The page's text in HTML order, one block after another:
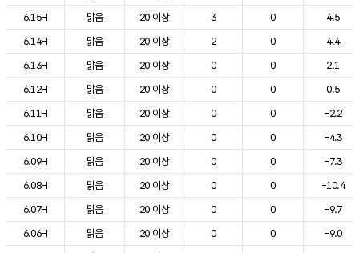
6.15H
맑음 20 이상 3 0
4.5
6.14H
맑음 20 이상 2 0
4.4
6.13H
맑음 20 이상 0 0
2.1
6.12H
맑음 20 이상 0 0
0.5
6.11H
맑음 20 이상 0 0
-2.2
6.10H
맑음 20 이상 0 0
-4.3
6.09H
맑음 20 이상 0 0
-7.3
6.08H
맑음 20 이상 0 0
-10.4
6.07H
맑음 20 이상 0 0
-9.7
6.06H
맑음 20 이상 0 0
-9.0